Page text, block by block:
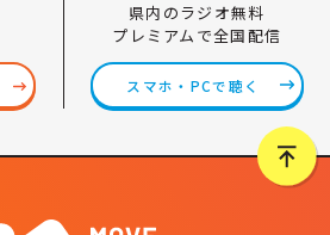
県内のラジオ無料
プレミアムで全国配信
スマホ・PCで聴く